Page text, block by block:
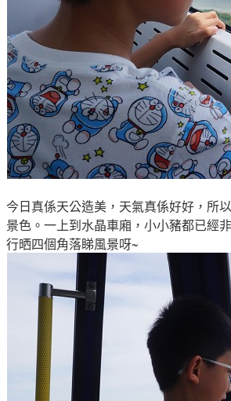
今日真係天公造美 ，天氣真係好好 ，所
景色 。 一上到水晶車廂， 小小豬都已經
行晒四個角落睇風景呀~